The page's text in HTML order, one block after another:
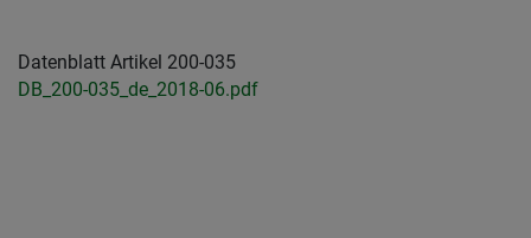
Datenblatt Artikel 200-035
DB_200-035_de_2018-06.pdf